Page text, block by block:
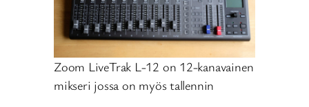
Zoom LiveTrak L-12 on 12-kanavainen
mikseri jossa on myös tallennin